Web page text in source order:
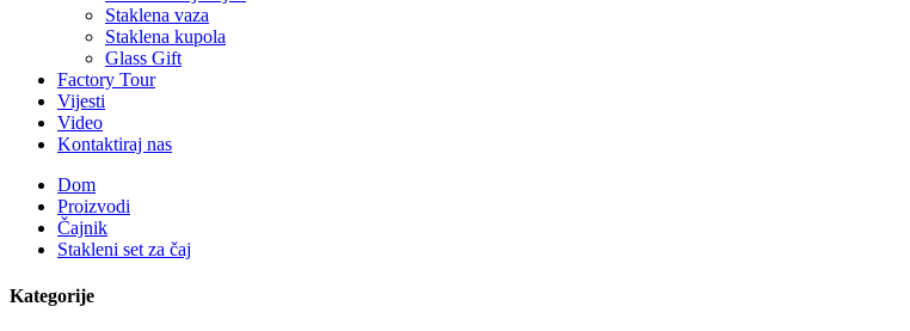
Staklena vaza
Staklena kupola
Glass Gift
Factory Tour
Vijesti
Video
Kontaktiraj nas
Dom
Proizvodi
Čajnik
Stakleni set za čaj
Kategorije